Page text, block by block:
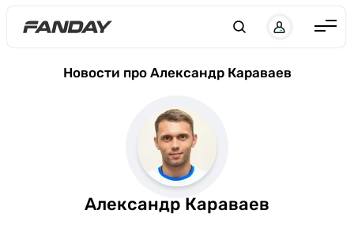
Новости про Александр Караваев
Александр Караваев